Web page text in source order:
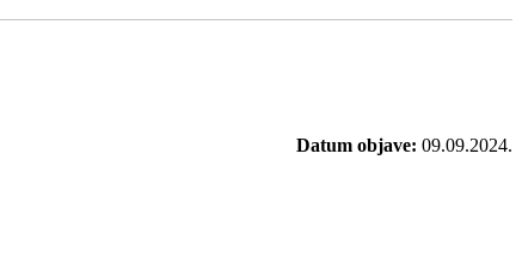
Datum objave: 09.09.2024.